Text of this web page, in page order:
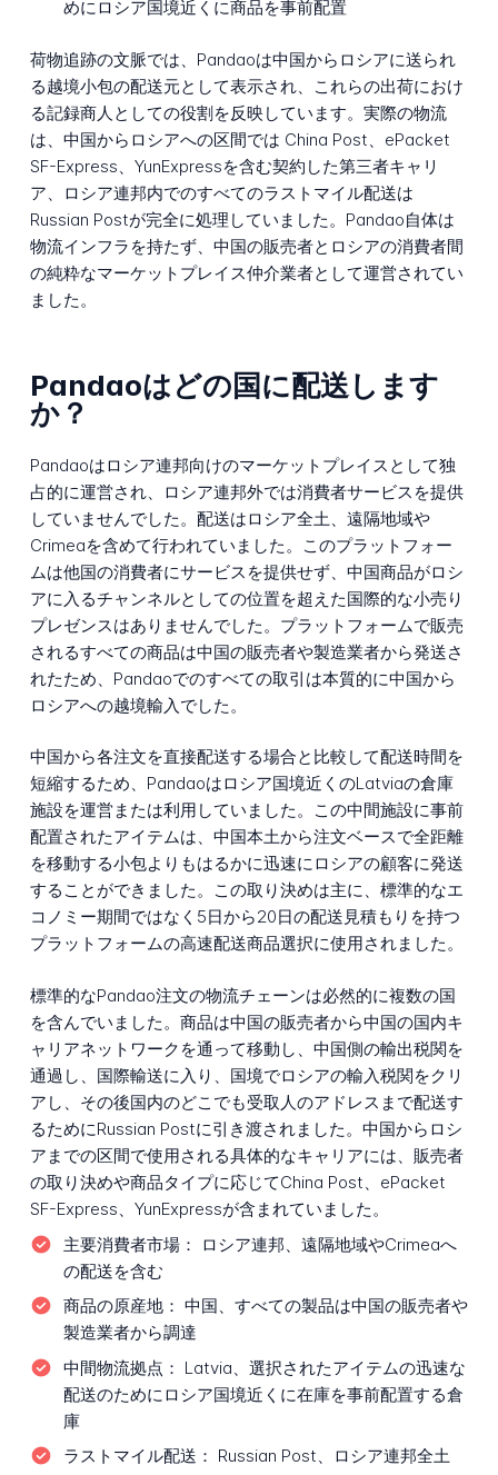
めにロシア国境近くに商品を事前配置
荷物追跡の文脈では、Pandaoは中国からロシアに送られ
る越境小包の配送元として表示され、これらの出荷におけ
る記録商人としての役割を反映しています。実際の物流
は、中国からロシアへの区間では China Post、ePacket
SF-Express、YunExpressを含む契約した第三者キャリ
ア、ロシア連邦内でのすべてのラストマイル配送は
Russian Postが完全に処理していました。Pandao自体は
物流インフラを持たず、中国の販売者とロシアの消費者間
の純粋なマーケットプレイス仲介業者として運営されてい
ました。
Pandaoはどの国に配送します
か？
Pandaoはロシア連邦向けのマーケットプレイスとして独
占的に運営され、ロシア連邦外では消費者サービスを提供
していませんでした。配送はロシア全土、遠隔地域や
Crimeaを含めて行われていました。このプラットフォー
ムは他国の消費者にサービスを提供せず、中国商品がロシ
アに入るチャンネルとしての位置を超えた国際的な小売り
プレゼンスはありませんでした。プラットフォームで販売
されるすべての商品は中国の販売者や製造業者から発送さ
れたため、Pandaoでのすべての取引は本質的に中国から
ロシアへの越境輸入でした。
中国から各注文を直接配送する場合と比較して配送時間を
短縮するため、Pandaoはロシア国境近くのLatviaの倉庫
施設を運営または利用していました。この中間施設に事前
配置されたアイテムは、中国本土から注文ベースで全距離
を移動する小包よりもはるかに迅速にロシアの顧客に発送
することができました。この取り決めは主に、標準的なエ
コノミー期間ではなく5日から20日の配送見積もりを持つ
プラットフォームの高速配送商品選択に使用されました。
標準的なPandao注文の物流チェーンは必然的に複数の国
を含んでいました。商品は中国の販売者から中国の国内キ
ャリアネットワークを通って移動し、中国側の輸出税関を
通過し、国際輸送に入り、国境でロシアの輸入税関をクリ
アし、その後国内のどこでも受取人のアドレスまで配送す
るためにRussian Postに引き渡されました。中国からロシ
アまでの区間で使用される具体的なキャリアには、販売者
の取り決めや商品タイプに応じてChina Post、ePacket
SF-Express、YunExpressが含まれていました。
主要消費者市場：
ロシア連邦、遠隔地域やCrimeaへ
の配送を含む
商品の原産地： 中国、すべての製品は中国の販売者や
製造業者から調達
中間物流拠点： Latvia、選択されたアイテムの迅速な
配送のためにロシア国境近くに在庫を事前配置する倉
庫
ラストマイル配送： Russian Post、ロシア連邦全土